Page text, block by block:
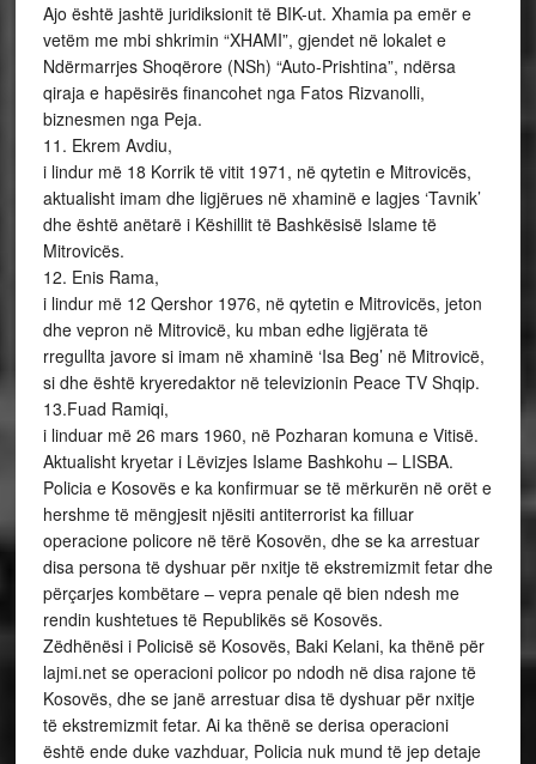
Ajo është jashtë juridiksionit të BIK-ut. Xhamia pa emër e
vetëm me mbi shkrimin “XHAMI”, gjendet në lokalet e
Ndërmarrjes Shoqërore (NSh) “Auto-Prishtina”, ndërsa
qiraja e hapësirës financohet nga Fatos Rizvanolli,
biznesmen nga Peja.
11. Ekrem Avdiu,
i lindur më 18 Korrik të vitit 1971, në qytetin e Mitrovicës,
aktualisht imam dhe ligjërues në xhaminë e lagjes ‘Tavnik’
dhe është anëtarë i Këshillit të Bashkësisë Islame të
Mitrovicës.
12. Enis Rama,
i lindur më 12 Qershor 1976, në qytetin e Mitrovicës, jeton
dhe vepron në Mitrovicë, ku mban edhe ligjërata të
rregullta javore si imam në xhaminë ‘Isa Beg’ në Mitrovicë,
si dhe është kryeredaktor në televizionin Peace TV Shqip.
13.Fuad Ramiqi,
i linduar më 26 mars 1960, në Pozharan komuna e Vitisë.
Aktualisht kryetar i Lëvizjes Islame Bashkohu – LISBA.
Policia e Kosovës e ka konfirmuar se të mërkurën në orët e
hershme të mëngjesit njësiti antiterrorist ka filluar
operacione policore në tërë Kosovën, dhe se ka arrestuar
disa persona të dyshuar për nxitje të ekstremizmit fetar dhe
përçarjes kombëtare – vepra penale që bien ndesh me
rendin kushtetues të Republikës së Kosovës.
Zëdhënësi i Policisë së Kosovës, Baki Kelani, ka thënë për
lajmi.net se operacioni policor po ndodh në disa rajone të
Kosovës, dhe se janë arrestuar disa të dyshuar për nxitje
të ekstremizmit fetar. Ai ka thënë se derisa operacioni
është ende duke vazhduar, Policia nuk mund të jep detaje